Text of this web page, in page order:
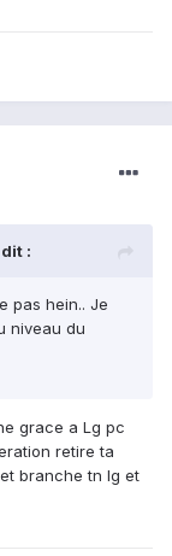
:
pas hein.. Je
niveau du
grace a Lg pc
retire ta
branche tn lg et